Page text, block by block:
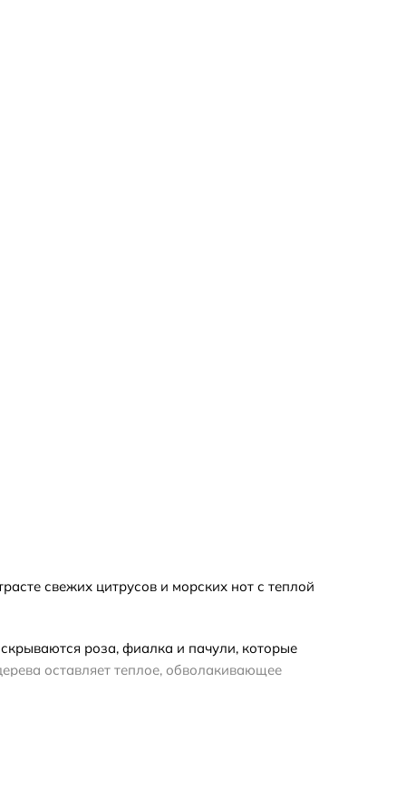
свежих цитрусов и морских нот с теплой
роза, фиалка и пачули, которые
оставляет теплое, обволакивающее